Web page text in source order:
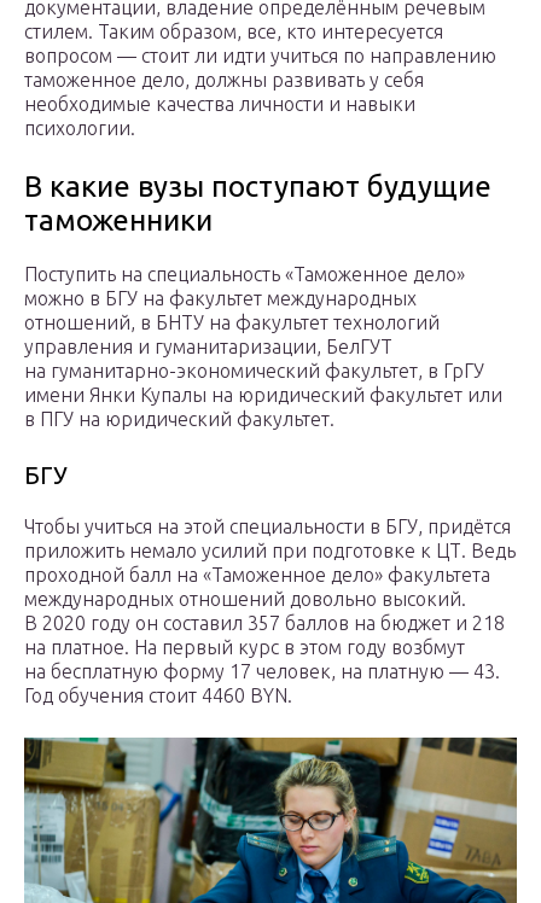
документации, владение определённым речевым
стилем. Таким образом, все, кто интересуется
вопросом — стоит ли идти учиться по направлению
таможенное дело, должны развивать у себя
необходимые качества личности и навыки
психологии.
В какие вузы поступают будущие
таможенники
Поступить на специальность «Таможенное дело»
можно в БГУ на факультет международных
отношений, в БНТУ на факультет технологий
управления и гуманитаризации, БелГУТ
на гуманитарно-экономический факультет, в ГрГУ
имени Янки Купалы на юридический факультет или
в ПГУ на юридический факультет.
БГУ
Чтобы учиться на этой специальности в БГУ, придётся
приложить немало усилий при подготовке к ЦТ. Ведь
проходной балл на «Таможенное дело» факультета
международных отношений довольно высокий.
В 2020 году он составил 357 баллов на бюджет и 218
на платное. На первый курс в этом году возбмут
на бесплатную форму 17 человек, на платную — 43.
Год обучения стоит 4460 BYN.